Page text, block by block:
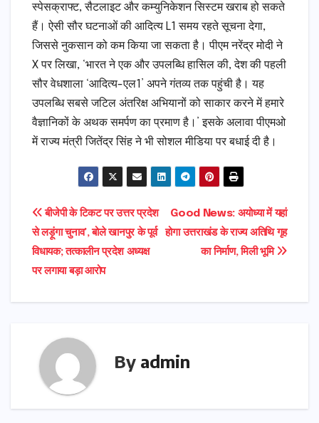
स्पेसक्राफ्ट, सैटलाइट और कम्युनिकेशन सिस्टम खराब हो सकते
हैं। ऐसी सौर घटनाओं की आदित्य L1 समय रहते सूचना देगा,
जिससे नुकसान को कम किया जा सकता है। पीएम नरेंद्र मोदी ने
X पर लिखा, ‘भारत ने एक और उपलब्धि हासिल की, देश की पहली
सौर वेधशाला ‘आदित्य-एल1’ अपने गंतव्य तक पहुंची है। यह
उपलब्धि सबसे जटिल अंतरिक्ष अभियानों को साकार करने में हमारे
वैज्ञानिकों के अथक समर्पण का प्रमाण है।’ इसके अलावा पीएमओ
में राज्य मंत्री जितेंद्र सिंह ने भी सोशल मीडिया पर बधाई दी है।
Post
navigation
Good News: अयोध्या में यहां
होगा उत्तराखंड के राज्य अतिथि गृह
का निर्माण, मिली भूमि
बीजेपी के टिकट पर उत्तर प्रदेश
से लड़ूंगा चुनाव’, बोले खानपुर के पूर्व
विधायक; तत्कालीन प्रदेश अध्यक्ष
पर लगाया बड़ा आरोप
By admin